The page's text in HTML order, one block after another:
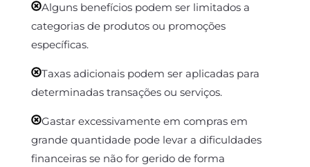
Alguns benefícios podem ser limitados a
categorias de produtos ou promoções
específicas.
Taxas adicionais podem ser aplicadas para
determinadas transações ou serviços.
Gastar excessivamente em compras em
grande quantidade pode levar a dificuldades
financeiras se não for gerido de forma